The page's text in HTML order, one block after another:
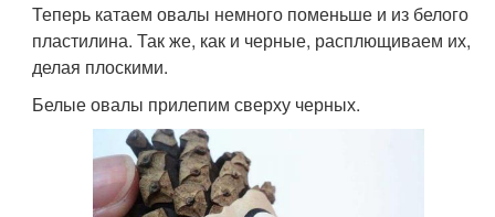
Теперь катаем овалы немного поменьше и из белого
пластилина. Так же, как и черные, расплющиваем их,
делая плоскими.
Белые овалы прилепим сверху черных.